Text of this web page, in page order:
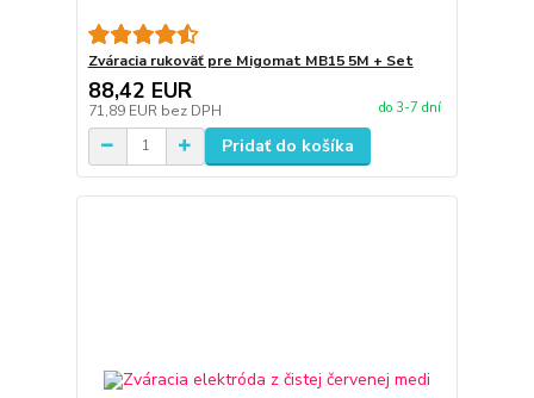
Zváracia rukoväť pre Migomat MB15 5M + Set
88,42 EUR
71,89 EUR bez DPH do 3-7 dní
Pridať do košíka